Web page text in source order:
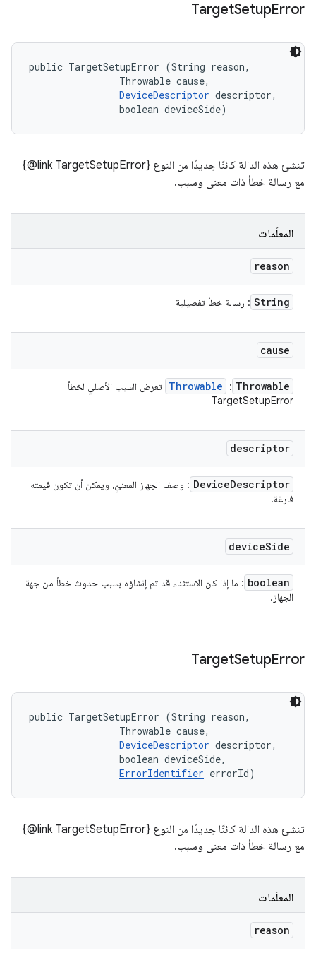
TargetSetupError
public TargetSetupError (String reason,
                Throwable cause,
DeviceDescriptor descriptor,
                boolean deviceSide)
تنشئ هذه الدالة كائنًا جديدًا من النوع ‎{@link TargetSetupError}
مع رسالة خطأ ذات معنى وسبب.
المعلَمات
reason
String : رسالة خطأ تفصيلية
cause
Throwable
:
Throwable تعرض السبب الأصلي لخطأ
TargetSetupError
descriptor
DeviceDescriptor
: وصف الجهاز المعنيّ، ويمكن أن تكون قيمته
فارغة.
deviceSide
boolean : ما إذا كان الاستثناء قد تم إنشاؤه بسبب حدوث خطأ من جهة
الجهاز.
TargetSetupError
public TargetSetupError (String reason,
                Throwable cause,
DeviceDescriptor descriptor,
                boolean deviceSide,
ErrorIdentifier errorId)
تنشئ هذه الدالة كائنًا جديدًا من النوع ‎{@link TargetSetupError}
مع رسالة خطأ ذات معنى وسبب.
المعلَمات
reason